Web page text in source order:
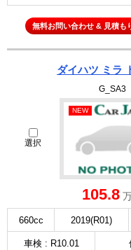
無料お問い合わせ & 見積も
ダイハツ ミラ
G_SA3
選択
NEW
105.8
660cc 2019(R01)
車検 : R10.01